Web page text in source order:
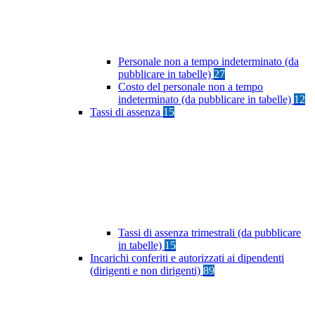
Personale non a tempo indeterminato (da
pubblicare in tabelle) 27
Costo del personale non a tempo
indeterminato (da pubblicare in tabelle) 12
Tassi di assenza 15
Tassi di assenza trimestrali (da pubblicare
in tabelle) 15
Incarichi conferiti e autorizzati ai dipendenti
(dirigenti e non dirigenti) 89